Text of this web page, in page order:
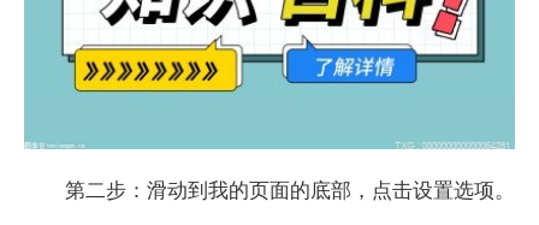
第二步：滑动到我的页面的底部，点击设置选项。